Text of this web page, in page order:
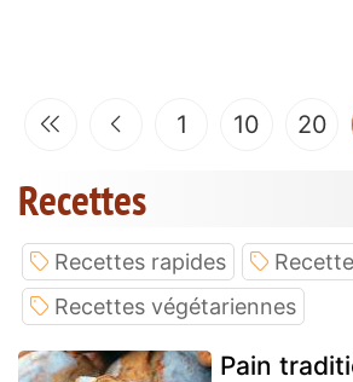
1 10 20
Recettes
Recettes rapides
Recettes végétariennes
Pain